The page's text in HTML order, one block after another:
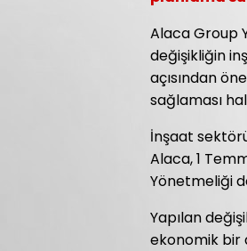
Alaca Group
değişikliğin
açısından
sağlaması
İnşaat
Alaca, 1
Yönetmeliği
Yapılan
ekonomik bir